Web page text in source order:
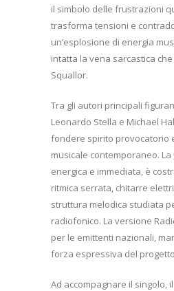
il simbolo delle frustrazioni
trasforma tensioni e
un’esplosione di energia
intatta la vena sarcastica
Squallor.
Tra gli autori principali
Leonardo Stella e Michael
fondere spirito provocatorio
musicale contemporaneo.
energica e immediata, è
ritmica serrata, chitarre
struttura melodica studiata
radiofonico. La versione
per le emittenti nazionali,
forza espressiva del
Ad accompagnare il singolo,